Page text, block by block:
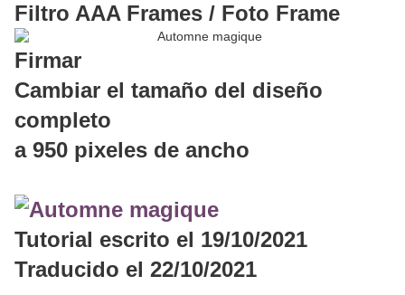
Filtro AAA Frames / Foto Frame
Firmar
Cambiar el tamaño del diseño
completo
a 950 pixeles de ancho
Tutorial escrito el 19/10/2021
Traducido el 22/10/2021